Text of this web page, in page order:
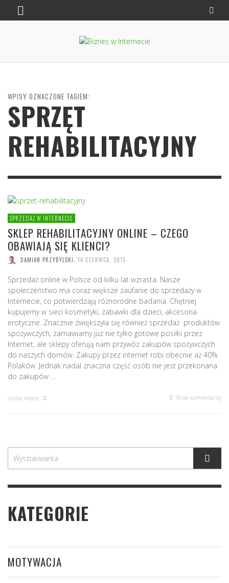
WPISY OZNACZONE TAGIEM:
SPRZĘT
REHABILITACYJNY
SPRZEDAŻ W INTERNECIE
SKLEP REHABILITACYJNY ONLINE – CZEGO
OBAWIAJĄ SIĘ KLIENCI?
DAMIAN PRZYBYLSKI 14 CZERWCA, 2015
Sprzedaż online w Polsce od kilku lat wzrasta. Nasze
społeczeństwo ma coraz większe zaufanie do sprzedaży w
Internecie, co potwierdzają różnorodne badania. Chętniej
kupujemy w sieci kosmetyki, zabawki dla dzieci, akcesoria
erotyczne. Znacznie zwiększyła się również sprzedaż produktów
spożywczych; zamawiamy juz nie tylko gotowe posiłki przez
Internet, ale sklepy oferują nam przywóz zakupów spożywczych
do naszych domów. Zakupy przez internet robi obecnie aż 40%
Polaków. Jednak nadal znaczna część osób nie jest przekonana
do zakupów …
czytaj więcej Brak komentarzy
KATEGORIE
MOTYWACJA